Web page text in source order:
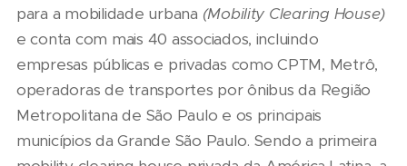
para a mobilidade urbana (Mobility Clearing House)
e conta com mais 40 associados, incluindo
empresas públicas e privadas como CPTM, Metrô,
operadoras de transportes por ônibus da Região
Metropolitana de São Paulo e os principais
municípios da Grande São Paulo. Sendo a primeira